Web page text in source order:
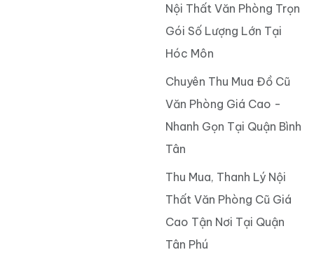
Nội Thất Văn Phòng Trọn
Gói Số Lượng Lớn Tại
Hóc Môn
Chuyên Thu Mua Đồ Cũ
Văn Phòng Giá Cao -
Nhanh Gọn Tại Quận Bình
Tân
Thu Mua, Thanh Lý Nội
Thất Văn Phòng Cũ Giá
Cao Tận Nơi Tại Quận
Tân Phú